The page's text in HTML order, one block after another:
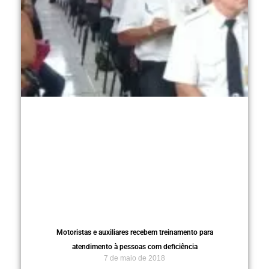
Motoristas e auxiliares recebem treinamento para
atendimento à pessoas com deficiência
7 de maio de 2018